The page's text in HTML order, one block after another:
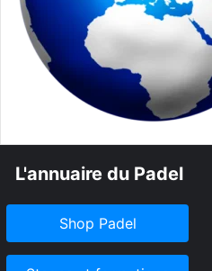
L'annuaire du Padel
Shop Padel